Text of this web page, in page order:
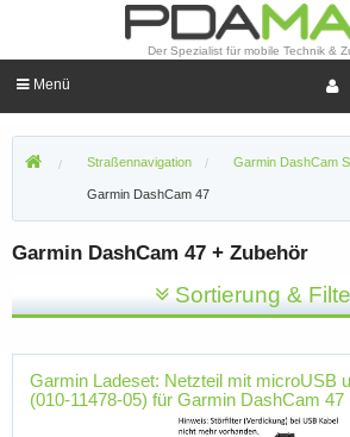
Der Spezialist für mobile Technik &
Menü
Straßennavigation Garmin DashCam
Garmin DashCam 47
Garmin DashCam 47 + Zubehör
Sortierung &
Garmin Ladeset: Netzteil mit microUSB
(010-11478-05) für Garmin DashCam 47